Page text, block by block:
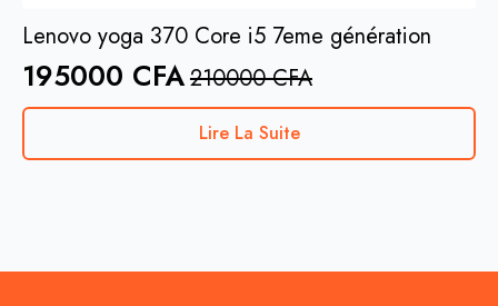
Lenovo yoga 370 Core i5 7eme génération
210000CFA
195000 CFA
Lire La Suite